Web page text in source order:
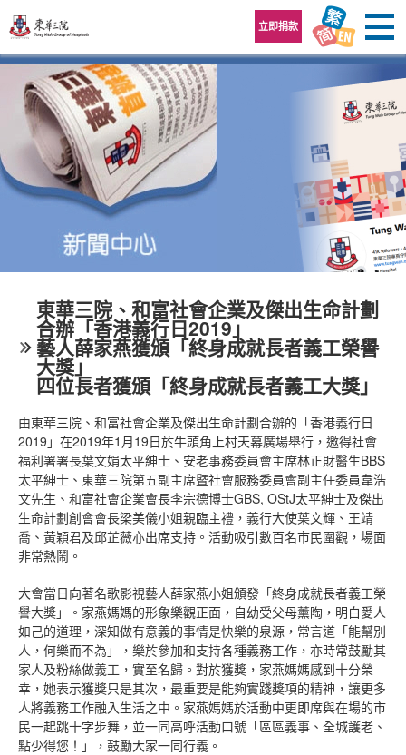
立即捐款
東華三院、和富社會企業及傑出生命計劃
合辦「香港義行日2019」
藝人薛家燕獲頒「終身成就長者義工榮譽
大獎」
四位長者獲頒「終身成就長者義工大獎」
由東華三院、和富社會企業及傑出生命計劃合辦的「香港義行日
2019」在2019年1月19日於牛頭角上村天幕廣場舉行，邀得社會
福利署署長葉文娟太平紳士、安老事務委員會主席林正財醫生BBS
太平紳士、東華三院第五副主席暨社會服務委員會副主任委員韋浩
文先生、和富社會企業會長李宗德博士GBS, OStJ太平紳士及傑出
生命計劃創會會長梁美儀小姐親臨主禮，義行大使葉文輝、王靖
喬、黃穎君及邱芷薇亦出席支持。活動吸引數百名市民圍觀，場面
非常熱鬧。
大會當日向著名歌影視藝人薛家燕小姐頒發「終身成就長者義工榮
譽大獎」。家燕媽媽的形象樂觀正面，自幼受父母薰陶，明白愛人
如己的道理，深知做有意義的事情是快樂的泉源，常言道「能幫別
人，何樂而不為」，樂於參加和支持各種義務工作，亦時常鼓勵其
家人及粉絲做義工，實至名歸。對於獲獎，家燕媽媽感到十分榮
幸，她表示獲獎只是其次，最重要是能夠實踐獎項的精神，讓更多
人將義務工作融入生活之中。家燕媽媽於活動中更即席與在場的市
民一起跳十字步舞，並一同高呼活動口號「區區義事、全城護老、
點少得您！」，鼓勵大家一同行義。